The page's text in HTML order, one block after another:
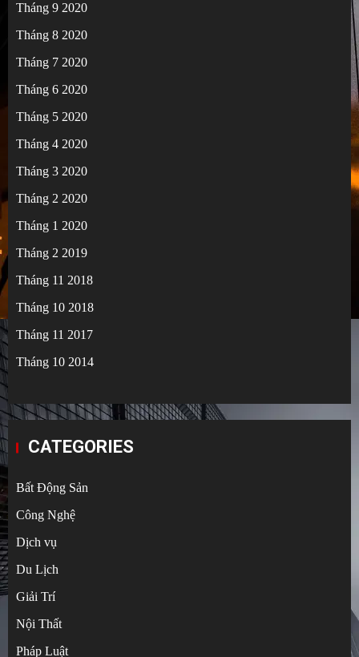
Tháng 9 2020
Tháng 8 2020
Tháng 7 2020
Tháng 6 2020
Tháng 5 2020
Tháng 4 2020
Tháng 3 2020
Tháng 2 2020
Tháng 1 2020
Tháng 2 2019
Tháng 11 2018
Tháng 10 2018
Tháng 11 2017
Tháng 10 2014
CATEGORIES
Bất Động Sản
Công Nghệ
Dịch vụ
Du Lịch
Giải Trí
Nội Thất
Pháp Luật